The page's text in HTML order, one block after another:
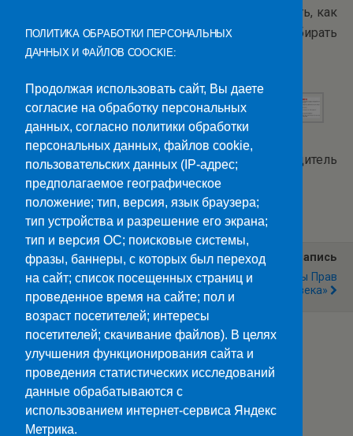
лет. Для этого нужно осознавать риски понимать, как
организована работа биржи и уметь выбирать
финансового посредника.
Текст и фото: Т. Офицеркина, классный руководитель
Категории:Новости
Предыдущая Запись
Эмоциональный Ресурс
Следующая Запись
Занятия «Школы Прав
Человека»
Наверх
Мобильн.
ПОЛИТИКА ОБРАБОТКИ ПЕРСОНАЛЬНЫХ
ДАННЫХ И ФАЙЛОВ COOCKIE:
Продолжая использовать сайт, Вы даете
согласие на обработку персональных
данных, согласно политики обработки
персональных данных, файлов cookie,
пользовательских данных (IP-адрес;
предполагаемое географическое
положение; тип, версия, язык браузера;
тип устройства и разрешение его экрана;
тип и версия ОС; поисковые системы,
фразы, баннеры, с которых был переход
на сайт; список посещенных страниц и
проведенное время на сайте; пол и
возраст посетителей; интересы
посетителей; скачивание файлов). В целях
улучшения функционирования сайта и
проведения статистических исследований
данные обрабатываются с
использованием интернет-сервиса Яндекс
Метрика.